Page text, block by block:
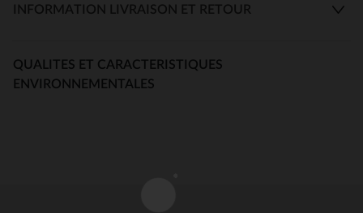
INFORMATION LIVRAISON ET RETOUR
QUALITES ET CARACTERISTIQUES
ENVIRONNEMENTALES